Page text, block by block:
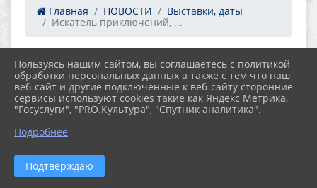
Главная НОВОСТИ
Выставки, даты
Искатель приключений, ...
04.10.2022 11:33 58
ИСКАТЕЛЬ ПРИКЛЮЧЕНИЙ, 175 ЛЕТ СО
ДНЯ РОЖДЕНИЯ ЛУИ БУССЕНАРА
Пользуясь нашим сайтом, вы соглашаетесь с политикой
обработки персональных данных а также с тем что наш
веб-сайт и другие подключенные к веб-сайту сторонние
сервисы используют cookies такие как Яндекс Метрика,
"Госуслуги", "PRO.Культура", "Спутник аналитика".
Подробнее
Подтверждаю